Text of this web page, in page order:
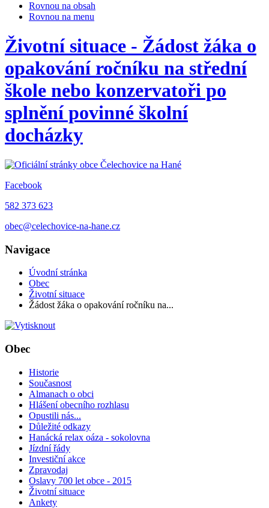
Rovnou na obsah
Rovnou na menu
Životní situace - Žádost žáka o
opakování ročníku na střední
škole nebo konzervatoři po
splnění povinné školní
docházky
Facebook
582 373 623
obec@celechovice-na-hane.cz
Navigace
Úvodní stránka
Obec
Životní situace
Žádost žáka o opakování ročníku na...
Obec
Historie
Současnost
Almanach o obci
Hlášení obecního rozhlasu
Opustili nás...
Důležité odkazy
Hanácká relax oáza - sokolovna
Jízdní řády
Investiční akce
Zpravodaj
Oslavy 700 let obce - 2015
Životní situace
Ankety